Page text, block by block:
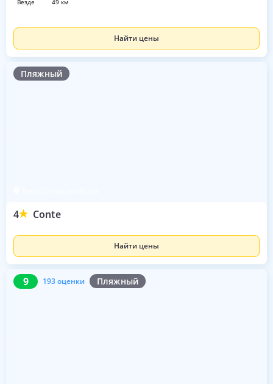
везде 49 км
Найти цены
Пляжный
4 Conte
Найти цены
9 193 оценки Пляжный
9 193 оценки